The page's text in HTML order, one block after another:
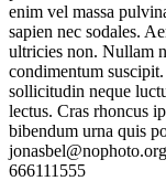
enim vel massa
sapien nec sodales.
ultricies non. Nullam
condimentum
sollicitudin neque
lectus. Cras rhoncus
bibendum urna quis
jonasbel@nophoto.org
666111555